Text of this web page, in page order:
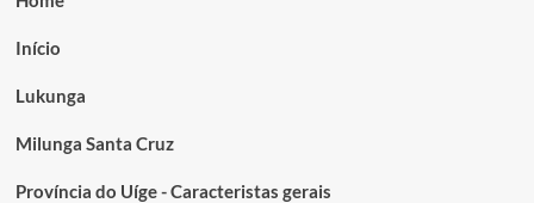
Início
Lukunga
Milunga Santa Cruz
Província do Uíge - Caracteristas gerais